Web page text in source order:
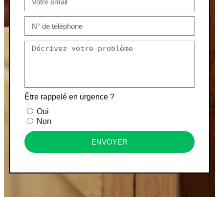
Être rappelé en urgence ?
Oui
Non
ENVOYER